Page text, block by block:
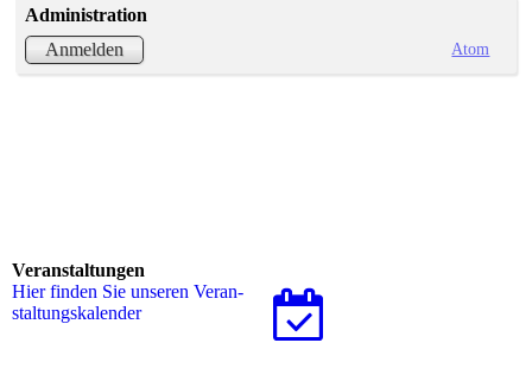
Administration
Anmelden
Atom
Veranstaltungen
Hier finden Sie unseren Ver­an­
stal­tungs­ka­len­der